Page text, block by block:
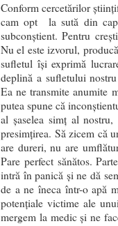
Conform cercetărilor
cam opt la sută din
subconștient. Pentru
Nu el este izvorul,
sufletul își exprimă
deplină a sufletului
Ea ne transmite anumite
putea spune că
al șaselea simț al
presimțirea. Să zicem că
are dureri, nu are
Pare perfect sănătos.
intră în panică și ne dă
de a ne îneca într-o apă
potențiale victime ale
mergem la medic și ne